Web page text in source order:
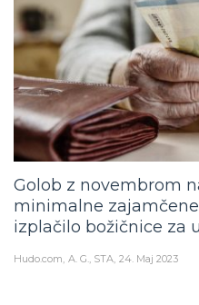
Golob z novembrom
minimalne
izplačilo božičnice za
Hudo.com A. G., STA 24. Maj 2023